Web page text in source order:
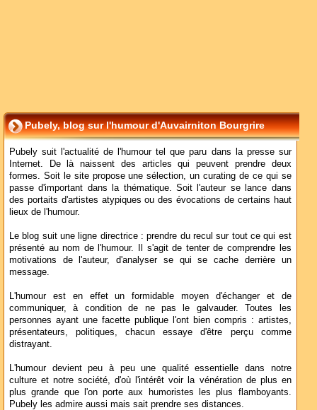
Pubely, blog sur l'humour d'Auvairniton Bourgrire
Pubely suit l'actualité de l'humour tel que paru dans la presse sur
Internet. De là naissent des articles qui peuvent prendre deux
formes. Soit le site propose une sélection, un curating de ce qui se
passe d'important dans la thématique. Soit l'auteur se lance dans
des portaits d'artistes atypiques ou des évocations de certains haut
lieux de l'humour.
Le blog suit une ligne directrice : prendre du recul sur tout ce qui est
présenté au nom de l'humour. Il s'agit de tenter de comprendre les
motivations de l'auteur, d'analyser se qui se cache derrière un
message.
L'humour est en effet un formidable moyen d'échanger et de
communiquer, à condition de ne pas le galvauder. Toutes les
personnes ayant une facette publique l'ont bien compris : artistes,
présentateurs, politiques, chacun essaye d'être perçu comme
distrayant.
L'humour devient peu à peu une qualité essentielle dans notre
culture et notre société, d'où l'intérêt voir la vénération de plus en
plus grande que l'on porte aux humoristes les plus flamboyants.
Pubely les admire aussi mais sait prendre ses distances.